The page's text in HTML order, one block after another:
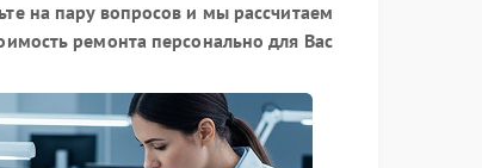
на пару вопросов и мы рассчитаем
ремонта персонально для Вас